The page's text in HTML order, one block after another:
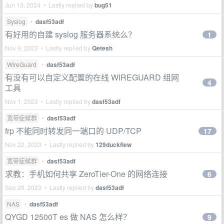
Jun 13, 2024 • Lastly replied bybug51
Syslog • dasf53adf
有好用的自建 syslog 服务器系统么？
Nov 9, 2023 • Lastly replied byQetesh
1
WireGuard • dasf53adf
有没有可以自定义配置的在线 WIREGUARD 组网
工具
Nov 1, 2023 • Lastly replied bydasf53adf
4
宽带症候群 • dasf53adf
frp 不能同时转发同一端口的 UDP/TCP
Nov 22, 2023 • Lastly replied by129duckflew
17
宽带症候群 • dasf53adf
求教：手机如何共享 ZeroTier-One 的网络连接
Sep 20, 2023 • Lastly replied bydasf53adf
6
NAS • dasf53adf
QYGD 12500T es 做 NAS 怎么样？ 9